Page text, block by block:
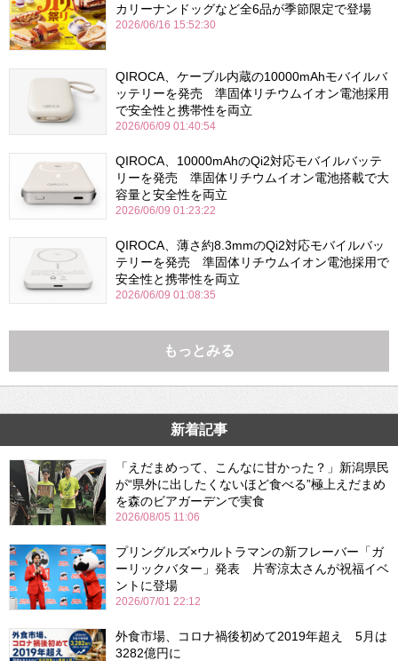
カリーナンドッグなど全6品が季節限定で登場
2026/06/16 15:52:30
QIROCA、ケーブル内蔵の10000mAhモバイルバ
ッテリーを発売 準固体リチウムイオン電池採用
で安全性と携帯性を両立
2026/06/09 01:40:54
QIROCA、10000mAhのQi2対応モバイルバッテ
リーを発売 準固体リチウムイオン電池搭載で大
容量と安全性を両立
2026/06/09 01:23:22
QIROCA、薄さ約8.3mmのQi2対応モバイルバッ
テリーを発売 準固体リチウムイオン電池採用で
安全性と携帯性を両立
2026/06/09 01:08:35
もっとみる
新着記事
「えだまめって、こんなに甘かった？」新潟県民
が“県外に出したくないほど食べる”極上えだまめ
を森のビアガーデンで実食
2026/08/05 11:06
プリングルズ×ウルトラマンの新フレーバー「ガ
ーリックバター」発表 片寄涼太さんが祝福イベ
ントに登場
2026/07/01 22:12
外食市場、コロナ禍後初めて2019年超え 5月は
3282億円に